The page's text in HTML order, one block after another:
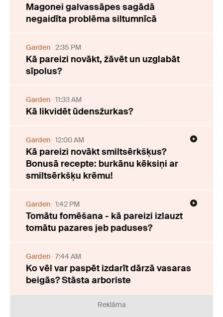
Magonei galvassāpes sagādā
negaidīta problēma siltumnīcā
Garden 2:35 PM
Kā pareizi novākt, žāvēt un uzglabāt
sīpolus?
Garden 11:33 AM
Kā likvidēt ūdensžurkas?
Garden 12:00 AM
Kā pareizi novākt smiltsērkšķus?
Bonusā recepte: burkānu kēksiņi ar
smiltsērkšķu krēmu!
Garden 1:42 PM
Tomātu fomēšana - kā pareizi izlauzt
tomātu pazares jeb paduses?
Garden 7:44 AM
Ko vēl var paspēt izdarīt dārzā vasaras
beigās? Stāsta arboriste
Reklāma